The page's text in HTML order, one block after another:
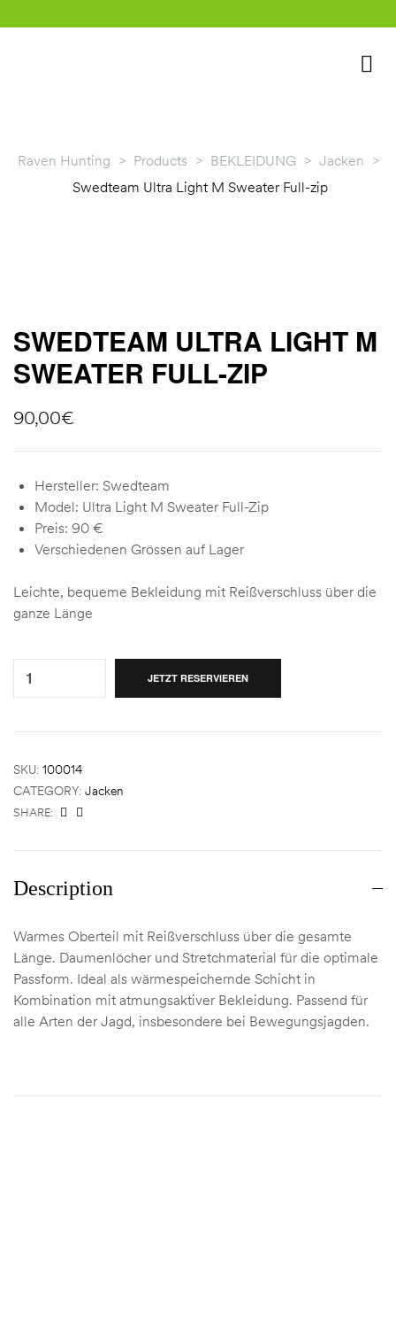
Raven Hunting > Products > BEKLEIDUNG > Jacken >
Swedteam Ultra Light M Sweater Full-zip
SWEDTEAM ULTRA LIGHT M
SWEATER FULL-ZIP
90,00€
Hersteller: Swedteam
Model: Ultra Light M Sweater Full-Zip
Preis: 90 €
Verschiedenen Grössen auf Lager
Leichte, bequeme Bekleidung mit Reißverschluss über die
ganze Länge
JETZT RESERVIEREN
SKU: 100014
CATEGORY: Jacken
SHARE:
Description
Warmes Oberteil mit Reißverschluss über die gesamte
Länge. Daumenlöcher und Stretchmaterial für die optimale
Passform. Ideal als wärmespeichernde Schicht in
Kombination mit atmungsaktiver Bekleidung. Passend für
alle Arten der Jagd, insbesondere bei Bewegungsjagden.